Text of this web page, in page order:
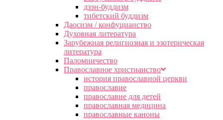
дзэн-буддизм
тибетский буддизм
Даосизм / конфуцианство
Духовная литература
Зарубежная религиозная и эзотерическая
литература
Паломничество
Православное христианство
история православной церкви
православие
православие для детей
православная медицина
православные каноны